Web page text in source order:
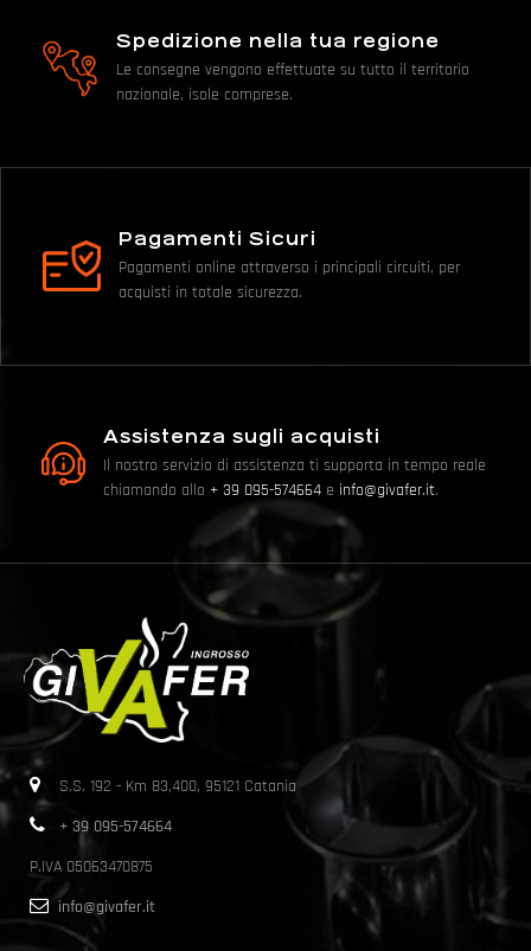
Spedizione nella tua regione
Le consegne vengono effettuate su tutto il territorio
nazionale, isole comprese.
Pagamenti Sicuri
Pagamenti online attraverso i principali circuiti, per
acquisti in totale sicurezza.
Assistenza sugli acquisti
Il nostro servizio di assistenza ti supporta in tempo reale
chiamando allo + 39 095-574664 e info@givafer.it.
S.S. 192 - Km 83,400, 95121 Catania
+ 39 095-574664
P.IVA 05063470875
info@givafer.it